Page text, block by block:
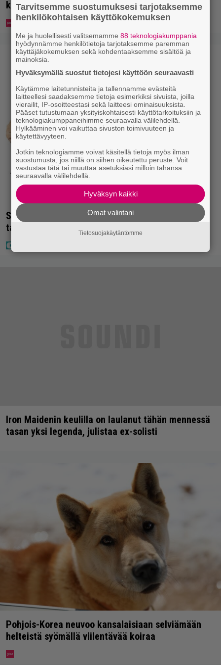
keskustaan
Seiska: Laulaja Frederik lyttäsi Eput – johan oli
taas kielen käyttöä
Iron Maidenin keulilla on laulanut tähän mennessä
tasan yksi legenda, julistaa ex-solisti
Pohjois-Korea neuvoo kansalaisiaan selviämään
helteistä syömällä viilentävää koiraa
Tarvitsemme suostumuksesi tarjotaksemme
henkilökohtaisen käyttökokemuksen
Me ja huolellisesti valitsemamme88 teknologiakumppania
hyödynnämme henkilötietoja tarjotaksemme paremman
käyttäjäkokemuksen sekä kohdentaaksemme sisältöä ja
mainoksia.
Hyväksymällä suostut tietojesi käyttöön seuraavasti
Käytämme laitetunnisteita ja tallennamme evästeitä
laitteellesi saadaksemme tietoja esimerkiksi sivuista, joilla
vierailit, IP-osoitteestasi sekä laitteesi ominaisuuksista.
Pääset tutustumaan yksityiskohtaisesti käyttötarkoituksiin ja
teknologiakumppaneihimme seuraavalla välilehdellä.
Hylkääminen voi vaikuttaa sivuston toimivuuteen ja
käytettävyyteen.
Jotkin teknologiamme voivat käsitellä tietoja myös ilman
suostumusta, jos niillä on siihen oikeutettu peruste. Voit
vastustaa tätä tai muuttaa asetuksiasi milloin tahansa
seuraavalla välilehdellä.
Hyväksyn kaikki
Omat valintani
Tietosuojakäytäntömme